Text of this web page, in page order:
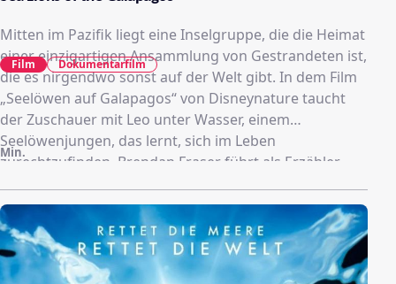
Mitten im Pazifik liegt eine Inselgruppe, die die Heimat
einer einzigartigen Ansammlung von Gestrandeten ist,
die es nirgendwo sonst auf der Welt gibt. In dem Film
„Seelöwen auf Galapagos“ von Disneynature taucht
der Zuschauer mit Leo unter Wasser, einem
Seelöwenjungen, das lernt, sich im Leben
zurechtzufinden. Brendan Fraser führt als Erzähler
verlassen, um sein eigenes Zuhause zu finden.
Min.
Film Dokumentarfilm